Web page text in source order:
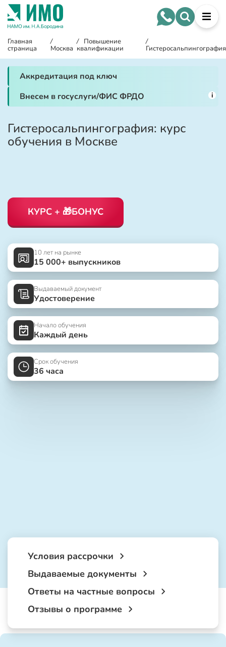
Главная
страница
/
Москва
/ Повышение
квалификации
/
Гистеросальпингография
Аккредитация под ключ
Внесем в госуслуги/ФИС ФРДО
i
Гистеросальпингография: курс
обучения в Москве
КУРС + 🎁БОНУС
10 лет на рынке
15 000+ выпускников
Выдаваемый документ
Удостоверение
Начало обучения
Каждый день
Срок обучения
36 часа
Условия рассрочки
Выдаваемые документы
Ответы на частные вопросы
Отзывы о программе